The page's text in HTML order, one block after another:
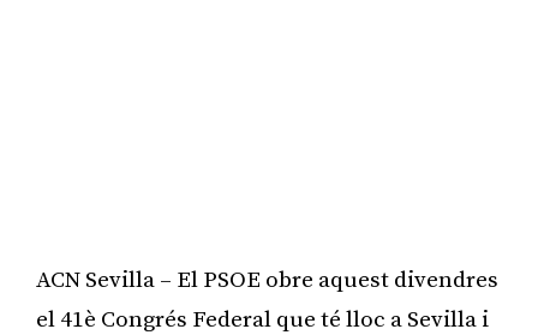
ACN Sevilla – El PSOE obre aquest divendres
el 41è Congrés Federal que té lloc a Sevilla i